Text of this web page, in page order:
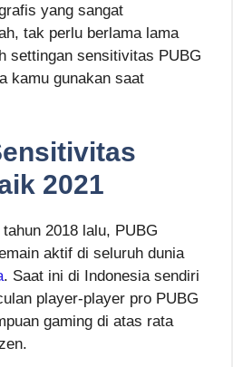
yang sangat
tak perlu berlama lama
settingan sensitivitas PUBG
kamu gunakan saat
2021
2018 lalu, PUBG
aktif di seluruh dunia
. Saat ini di Indonesia sendiri
player-player pro PUBG
gaming di atas rata